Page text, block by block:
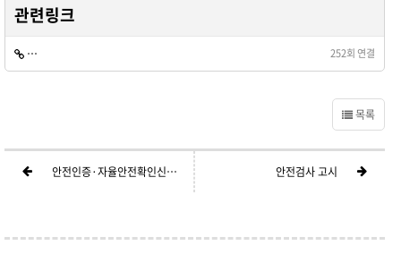
관련링크
https://www.law.go.kr/LSW/ 252회 연결
목록
안전인증·자율안전확인신고의 절차에 관한 고시 안전검사 고시